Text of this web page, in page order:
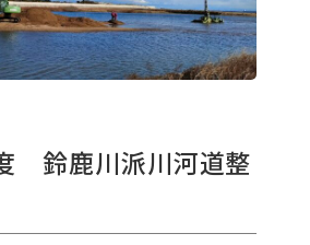
鈴鹿川派川河道整